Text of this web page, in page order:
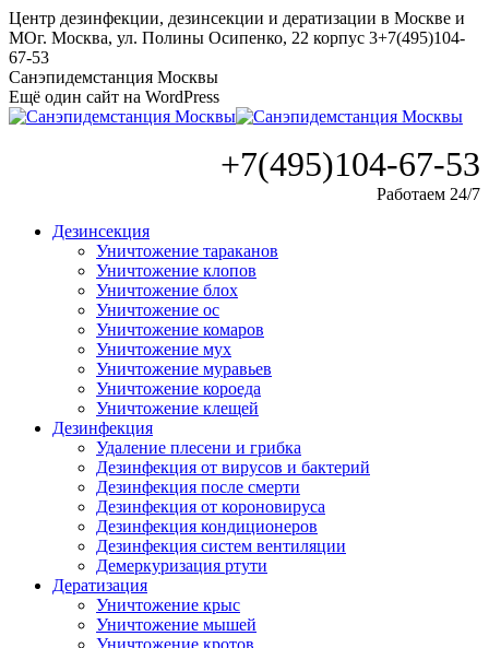
Перейти
к
содержанию
Центр дезинфекции, дезинсекции и дератизации в Москве и
МОг. Москва, ул. Полины Осипенко, 22 корпус 3+7(495)104-
67-53
Санэпидемстанция Москвы
Ещё один сайт на WordPress
+7(495)104-67-53
Работаем 24/7
Дезинсекция
Уничтожение тараканов
Уничтожение клопов
Уничтожение блох
Уничтожение ос
Уничтожение комаров
Уничтожение мух
Уничтожение муравьев
Уничтожение короеда
Уничтожение клещей
Дезинфекция
Удаление плесени и грибка
Дезинфекция от вирусов и бактерий
Дезинфекция после смерти
Дезинфекция от короновируса
Дезинфекция кондиционеров
Дезинфекция систем вентиляции
Демеркуризация ртути
Дератизация
Уничтожение крыс
Уничтожение мышей
Уничтожение кротов